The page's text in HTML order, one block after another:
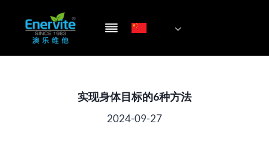
容
实现身体目标的6种方法
2024-09-27